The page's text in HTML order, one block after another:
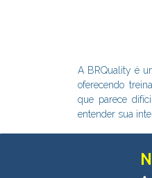
A BRQuality é
oferecendo
que parece
entender sua
Nós usamos cookies e